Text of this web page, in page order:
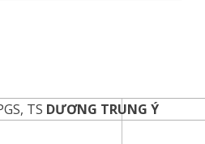
TS DƯƠNG TRUNG Ý